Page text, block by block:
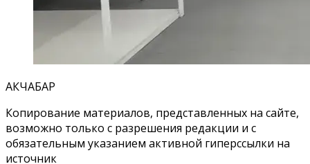
АКЧАБАР
Копирование материалов, представленных на сайте,
возможно только с разрешения редакции и с
обязательным указанием активной гиперссылки на
источник